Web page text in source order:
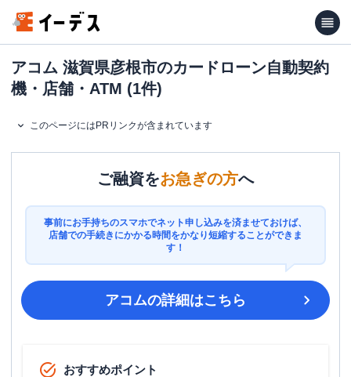
アコム 滋賀県彦根市のカードローン自動契約
機・店舗・ATM (1件)
このページにはPRリンクが含まれています
ご融資をお急ぎの方へ
事前にお手持ちのスマホでネット申し込みを済ませておけば、
店舗での手続きにかかる時間をかなり短縮することができま
す！
アコムの詳細はこちら
おすすめポイント